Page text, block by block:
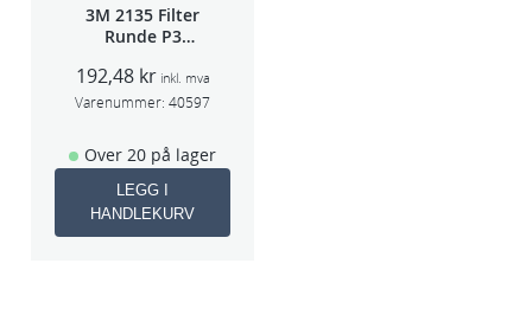
3M 2135 Filter
Runde P3
192,48 kr inkl. mva
Varenummer: 40597
Over 20 på lager
LEGG I
HANDLEKURV